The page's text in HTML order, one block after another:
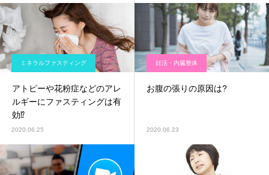
ミネラルファスティング
アトピーや花粉症などのアレ
ルギーにファスティングは有
効⁉︎
2020.06.25
妊活・内臓整体
お腹の張りの原因は?
2020.06.23